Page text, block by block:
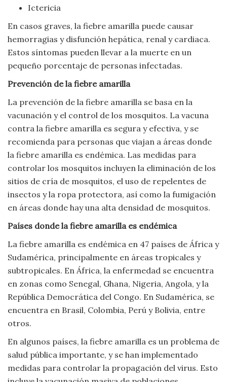
Ictericia
En casos graves, la fiebre amarilla puede causar
hemorragias y disfunción hepática, renal y cardiaca.
Estos síntomas pueden llevar a la muerte en un
pequeño porcentaje de personas infectadas.
Prevención de la fiebre amarilla
La prevención de la fiebre amarilla se basa en la
vacunación y el control de los mosquitos. La vacuna
contra la fiebre amarilla es segura y efectiva, y se
recomienda para personas que viajan a áreas donde
la fiebre amarilla es endémica. Las medidas para
controlar los mosquitos incluyen la eliminación de los
sitios de cría de mosquitos, el uso de repelentes de
insectos y la ropa protectora, así como la fumigación
en áreas donde hay una alta densidad de mosquitos.
Países donde la fiebre amarilla es endémica
La fiebre amarilla es endémica en 47 países de África y
Sudamérica, principalmente en áreas tropicales y
subtropicales. En África, la enfermedad se encuentra
en zonas como Senegal, Ghana, Nigeria, Angola, y la
República Democrática del Congo. En Sudamérica, se
encuentra en Brasil, Colombia, Perú y Bolivia, entre
otros.
En algunos países, la fiebre amarilla es un problema de
salud pública importante, y se han implementado
medidas para controlar la propagación del virus. Esto